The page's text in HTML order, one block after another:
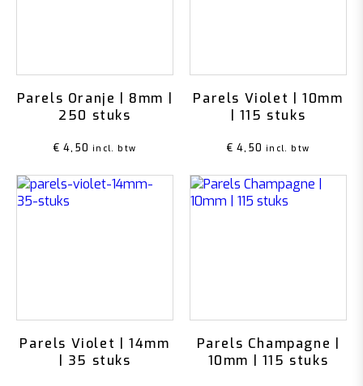
Parels Oranje | 8mm |
250 stuks
€ 4,50 incl. btw
Parels Violet | 10mm
| 115 stuks
€ 4,50 incl. btw
Parels Violet | 14mm
| 35 stuks
Parels Champagne |
10mm | 115 stuks